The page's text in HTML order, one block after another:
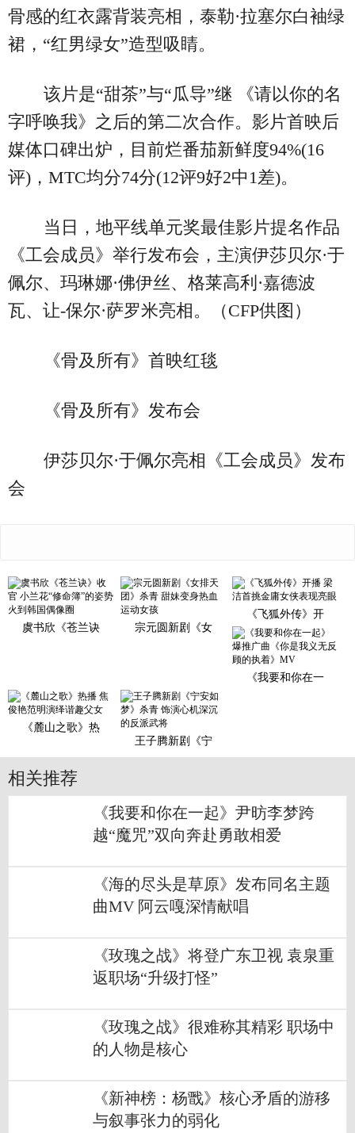
骨感的红衣露背装亮相，泰勒·拉塞尔白袖绿
裙，“红男绿女”造型吸睛。
该片是“甜茶”与“瓜导”继 《请以你的名
字呼唤我》之后的第二次合作。影片首映后
媒体口碑出炉，目前烂番茄新鲜度94%(16
评)，MTC均分74分(12评9好2中1差)。
当日，地平线单元奖最佳影片提名作品
《工会成员》举行发布会，主演伊莎贝尔·于
佩尔、玛琳娜·佛伊丝、格莱高利·嘉德波
瓦、让-保尔·萨罗米亮相。（CFP供图）
《骨及所有》首映红毯
《骨及所有》发布会
伊莎贝尔·于佩尔亮相《工会成员》发布
会
虞书欣《苍兰诀 宗元圆新剧《女
《飞狐外传》开
《我要和你在一
《麓山之歌》热
王子腾新剧《宁
相关推荐
《我要和你在一起》尹昉李梦跨
越“魔咒”双向奔赴勇敢相爱
《海的尽头是草原》发布同名主题
曲MV 阿云嘎深情献唱
《玫瑰之战》将登广东卫视 袁泉重
返职场“升级打怪”
《玫瑰之战》很难称其精彩 职场中
的人物是核心
《新神榜：杨戬》核心矛盾的游移
与叙事张力的弱化